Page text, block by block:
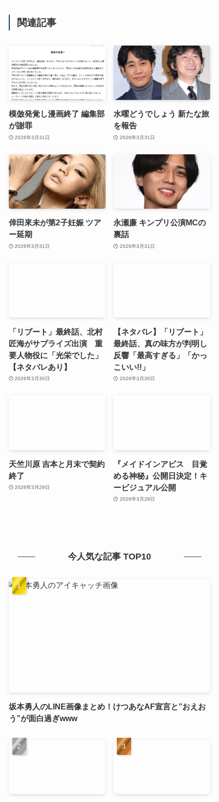
関連記事
模倣発覚し漫画終了 編集部
が謝罪
2026年3月31日
水曜どうでしょう 新たな旅
を報告
2026年3月31日
倖田來未が第2子妊娠 ツア
ー延期
2026年3月31日
永瀬廉 キンプリ公演MCの
裏話
2026年3月31日
「リブート」最終話、北村
匠海がサプライズ出演 重
要人物役に「光栄でした」
【ネタバレあり】
2026年3月30日
【ネタバレ】「リブート」
最終話、真の味方が判明し
反響「最高すぎる」「かっ
こいい!!」
2026年3月30日
天竺川原 吉本と月末で契約
終了
2026年3月29日
『メイドインアビス 目覚
める神秘』公開日決定！キ
ービジュアル公開
2026年3月29日
今人気な記事 TOP10
坂本勇人のLINE画像まとめ！けつあなAF宣言と”おえお
う”が面白過ぎwww